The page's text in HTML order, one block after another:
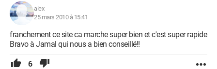
alex
25 mars 2010 à 15:41
franchement ce site ca marche super bien et c'est super rapide
Bravo à Jamal qui nous a bien conseillé!!
6